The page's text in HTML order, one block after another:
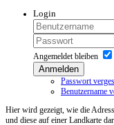
Login
Angemeldet bleiben
Anmelden
Passwort
Benutzername
Hier wird gezeigt, wie die
und diese auf einer Landkarte